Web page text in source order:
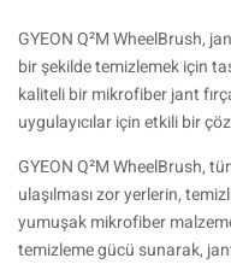
GYEON Q²M WheelBrush,
bir şekilde temizlemek için
kaliteli bir mikrofiber jant
uygulayıcılar için etkili bir
GYEON Q²M WheelBrush,
ulaşılması zor yerlerin,
yumuşak mikrofiber
temizleme gücü sunarak,